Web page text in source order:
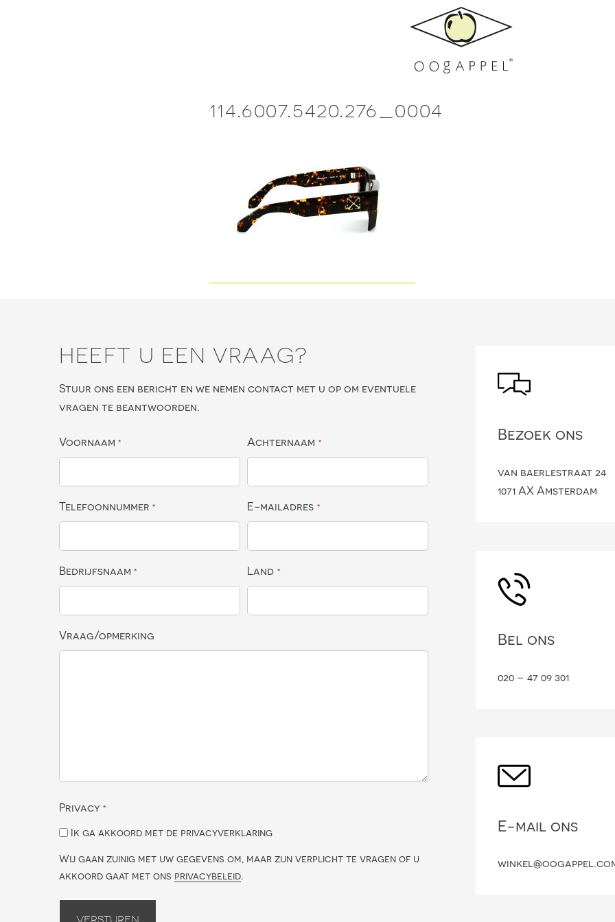
114.6007.5420.276_0004
HEEFT U EEN VRAAG?
Stuur ons een bericht en we nemen contact met u op om eventuele
vragen te beantwoorden.
Voornaam * Achternaam *
Telefoonnummer * E-mailadres *
Bedrijfsnaam * Land *
Vraag/opmerking
Privacy *
Ik ga akkoord met de privacyverklaring
Wij gaan zuinig met uw gegevens om, maar zijn verplicht te vragen of u
akkoord gaat met ons privacybeleid.
Bezoek ons
van baerlestraat 24
1071 AX Amsterdam
Bel ons
020 – 47 09 301
E-mail ons